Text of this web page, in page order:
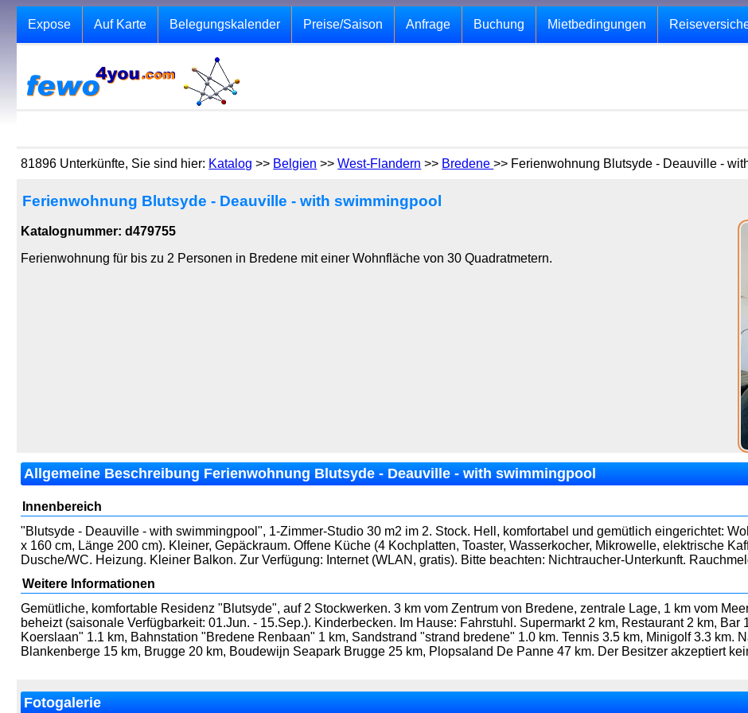
Expose Auf Karte Belegungskalender Preise/Saison Anfrage Buchung Mietbedingungen
81896 Unterkünfte, Sie sind hier: Katalog >> Belgien >>West-Flandern >> Bredene>> Ferienwohnung Blutsyde - Deauville -
Ferienwohnung Blutsyde - Deauville - with swimmingpool
Katalognummer: d479755
Ferienwohnung für bis zu 2 Personen in Bredene mit einer Wohnfläche von 30 Quadratmetern.
Allgemeine Beschreibung Ferienwohnung Blutsyde - Deauville - with swimmingpool
Innenbereich
"Blutsyde - Deauville - with swimmingpool", 1-Zimmer-Studio 30 m2 im 2. Stock. Hell, komfortabel und gemütlich eingerichtet:
x 160 cm, Länge 200 cm). Kleiner, Gepäckraum. Offene Küche (4 Kochplatten, Toaster, Wasserkocher, Mikrowelle, elektrische
Dusche/WC. Heizung. Kleiner Balkon. Zur Verfügung: Internet (WLAN, gratis). Bitte beachten: Nichtraucher-Unterkunft.
Weitere Informationen
Gemütliche, komfortable Residenz "Blutsyde", auf 2 Stockwerken. 3 km vom Zentrum von Bredene, zentrale Lage, 1 km vom
beheizt (saisonale Verfügbarkeit: 01.Jun. - 15.Sep.). Kinderbecken. Im Hause: Fahrstuhl. Supermarkt 2 km, Restaurant 2 km,
Koerslaan" 1.1 km, Bahnstation "Bredene Renbaan" 1 km, Sandstrand "strand bredene" 1.0 km. Tennis 3.5 km, Minigolf 3.3 km.
Blankenberge 15 km, Brugge 20 km, Boudewijn Seapark Brugge 25 km, Plopsaland De Panne 47 km. Der Besitzer akzeptiert
Fotogalerie